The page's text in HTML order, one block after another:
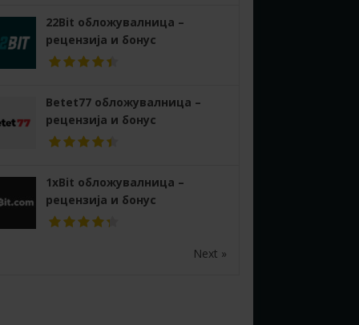
22Bit обложувалница –
рецензија и бонус
Betet77 обложувалница –
рецензија и бонус
1xBit обложувалница –
рецензија и бонус
Next »